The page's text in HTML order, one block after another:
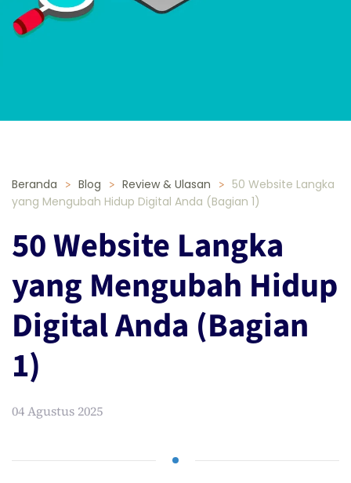
Beranda Blog Review & Ulasan
50 Website Langka
yang Mengubah Hidup Digital Anda (Bagian 1)
50 Website Langka
yang Mengubah Hidup
Digital Anda (Bagian
1)
04 Agustus 2025